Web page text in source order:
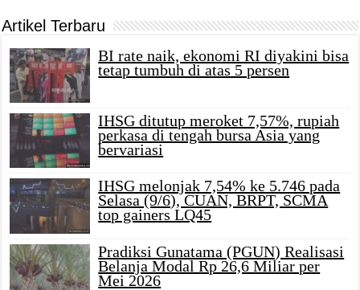
Artikel Terbaru
BI rate naik, ekonomi RI diyakini bisa
tetap tumbuh di atas 5 persen
IHSG ditutup meroket 7,57%, rupiah
perkasa di tengah bursa Asia yang
bervariasi
IHSG melonjak 7,54% ke 5.746 pada
Selasa (9/6), CUAN, BRPT, SCMA
top gainers LQ45
Pradiksi Gunatama (PGUN) Realisasi
Belanja Modal Rp 26,6 Miliar per
Mei 2026